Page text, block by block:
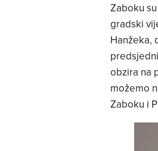
Zaboku
gradski
Hanžeka,
obzira na
možemo
Zaboku i